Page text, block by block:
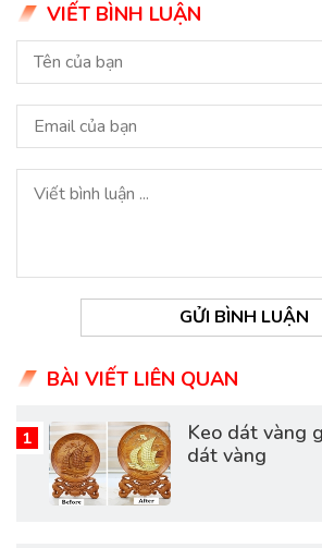
VIẾT BÌNH LUẬN
GỬI BÌNH LUẬN
BÀI VIẾT LIÊN QUAN
Keo dát vàng
dát vàng